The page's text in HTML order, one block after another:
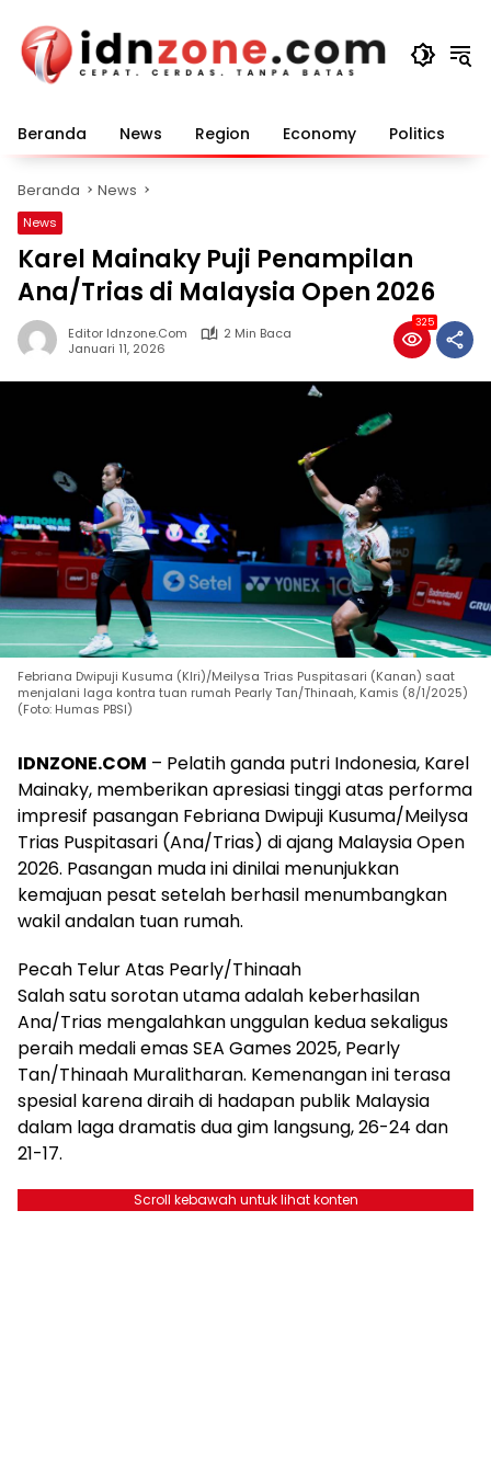
konten
Beranda News Region Economy Politics
Beranda News
News
Karel Mainaky Puji Penampilan
Ana/Trias di Malaysia Open 2026
Editor Idnzone.com
2 Min Baca
Januari 11, 2026
325
Febriana Dwipuji Kusuma (KIri)/Meilysa Trias Puspitasari (Kanan) saat
menjalani laga kontra tuan rumah Pearly Tan/Thinaah, Kamis (8/1/2025)
(Foto: Humas PBSI)
IDNZONE.COM – Pelatih ganda putri Indonesia, Karel
Mainaky, memberikan apresiasi tinggi atas performa
impresif pasangan Febriana Dwipuji Kusuma/Meilysa
Trias Puspitasari (Ana/Trias) di ajang Malaysia Open
2026. Pasangan muda ini dinilai menunjukkan
kemajuan pesat setelah berhasil menumbangkan
wakil andalan tuan rumah.
Pecah Telur Atas Pearly/Thinaah
Salah satu sorotan utama adalah keberhasilan
Ana/Trias mengalahkan unggulan kedua sekaligus
peraih medali emas SEA Games 2025, Pearly
Tan/Thinaah Muralitharan. Kemenangan ini terasa
spesial karena diraih di hadapan publik Malaysia
dalam laga dramatis dua gim langsung, 26-24 dan
21-17.
Scroll kebawah untuk lihat konten